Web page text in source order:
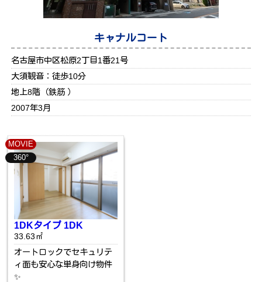
キャナルコート
名古屋市中区松原2丁目1番21号
大須観音：徒歩10分
地上8階（鉄筋 ）
2007年3月
MOVIE
360°
1DKタイプ 1DK
33.63㎡
オートロックでセキュリテ
ィ面も安心な単身向け物件
✨